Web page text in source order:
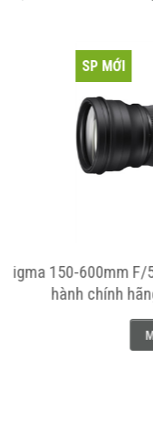
- Bảo
Sigma 28-
Chính